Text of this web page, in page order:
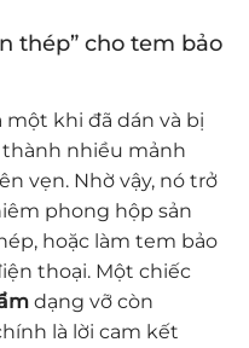
thép” cho tem bảo
khi đã dán và bị
thành nhiều mảnh
vẹn. Nhờ vậy, nó trở
phong hộp sản
hoặc làm tem bảo
thoại. Một chiếc
dạng vỡ còn
là lời cam kết